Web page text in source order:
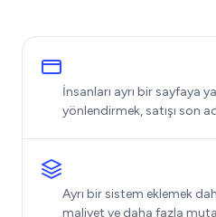
İnsanları ayrı bir sayfaya
yönlendirmek, satışı son
Ayrı bir sistem eklemek
maliyet ve daha fazla